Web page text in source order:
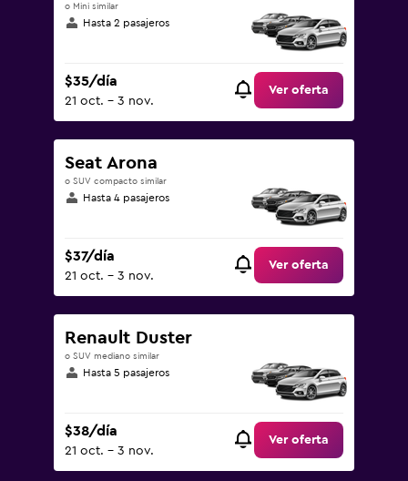
o Mini similar
Hasta 2 pasajeros
$35/día
21 oct. - 3 nov.
Ver oferta
Seat Arona
o SUV compacto similar
Hasta 4 pasajeros
$37/día
21 oct. - 3 nov.
Ver oferta
Renault Duster
o SUV mediano similar
Hasta 5 pasajeros
$38/día
21 oct. - 3 nov.
Ver oferta